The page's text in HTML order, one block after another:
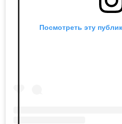
Посмотреть эту